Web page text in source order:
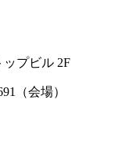
プビル 2F
（会場）